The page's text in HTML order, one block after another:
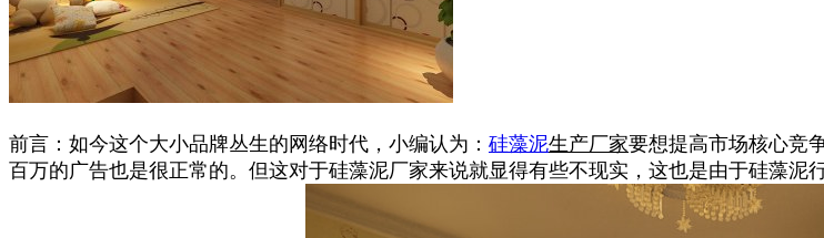
前言：如今这个大小品牌丛生的网络时代，小编认为： 硅藻泥生产厂家要想提高市场核心竞
百万的广告也是很正常的。但这对于硅藻泥厂家来说就显得有些不现实，这也是由于硅藻泥